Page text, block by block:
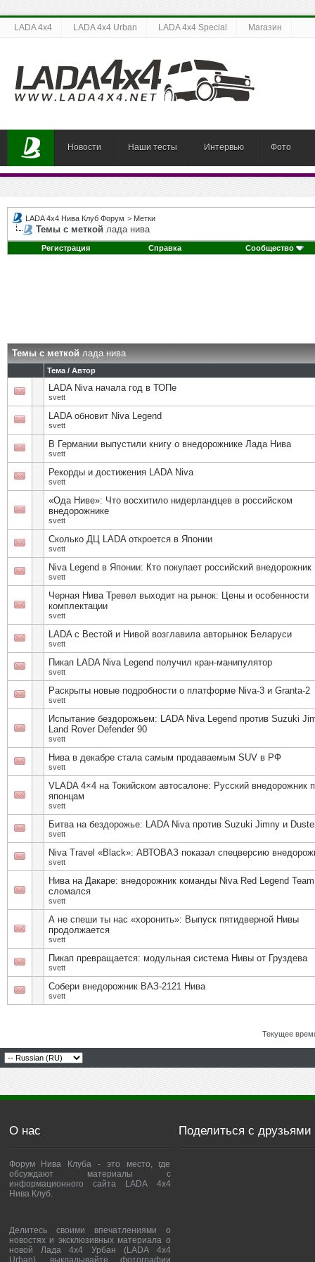
LADA 4x4 LADA 4x4 Urban LADA 4x4 Special Магазин
Новости Наши тесты Интервью Фото
LADA 4x4 Нива Клуб Форум > Метки
Темы с меткой лада нива
Регистрация Справка Сообщество
Темы с меткойлада нива
Тема / Автор
LADA Niva начала год в ТОПе
svett
LADA обновит Niva Legend
svett
В Германии выпустили книгу о внедорожнике Лада Нива
svett
Рекорды и достижения LADA Niva
svett
«Ода Ниве»: Что восхитило нидерландцев в российском
внедорожнике
svett
Сколько ДЦ LADA откроется в Японии
svett
Niva Legend в Японии: Кто покупает российский внедорожник
svett
Черная Нива Тревел выходит на рынок: Цены и особенности
комплектации
svett
LADA с Вестой и Нивой возглавила авторынок Беларуси
svett
Пикап LADA Niva Legend получил кран-манипулятор
svett
Раскрыты новые подробности о платформе Niva-3 и Granta-2
svett
Испытание бездорожьем: LADA Niva Legend против Suzuki
Land Rover Defender 90
svett
Нива в декабре стала самым продаваемым SUV в РФ
svett
VLADA 4×4 на Токийском автосалоне: Русский внедорожник
японцам
svett
Битва на бездорожье: LADA Niva против Suzuki Jimny и
svett
Niva Travel «Black»: АВТОВАЗ показал спецверсию
svett
Нива на Дакаре: внедорожник команды Niva Red Legend Team
сломался
svett
А не спеши ты нас «хоронить»: Выпуск пятидверной Нивы
продолжается
svett
Пикап превращается: модульная система Нивы от Груздева
svett
Собери внедорожник ВАЗ-2121 Нива
svett
Текущее
О нас
Форум Нива Клуба - это место, где
обсуждают материалы с
информационного сайта LADA 4x4
Нива Клуб.
Делитесь своими впечатлениями о
новостях и эксклюзивных материала о
новой Лада 4х4 Урбан (LADA 4x4
Urban), выкладывайте фотографии
Поделиться с друзьями